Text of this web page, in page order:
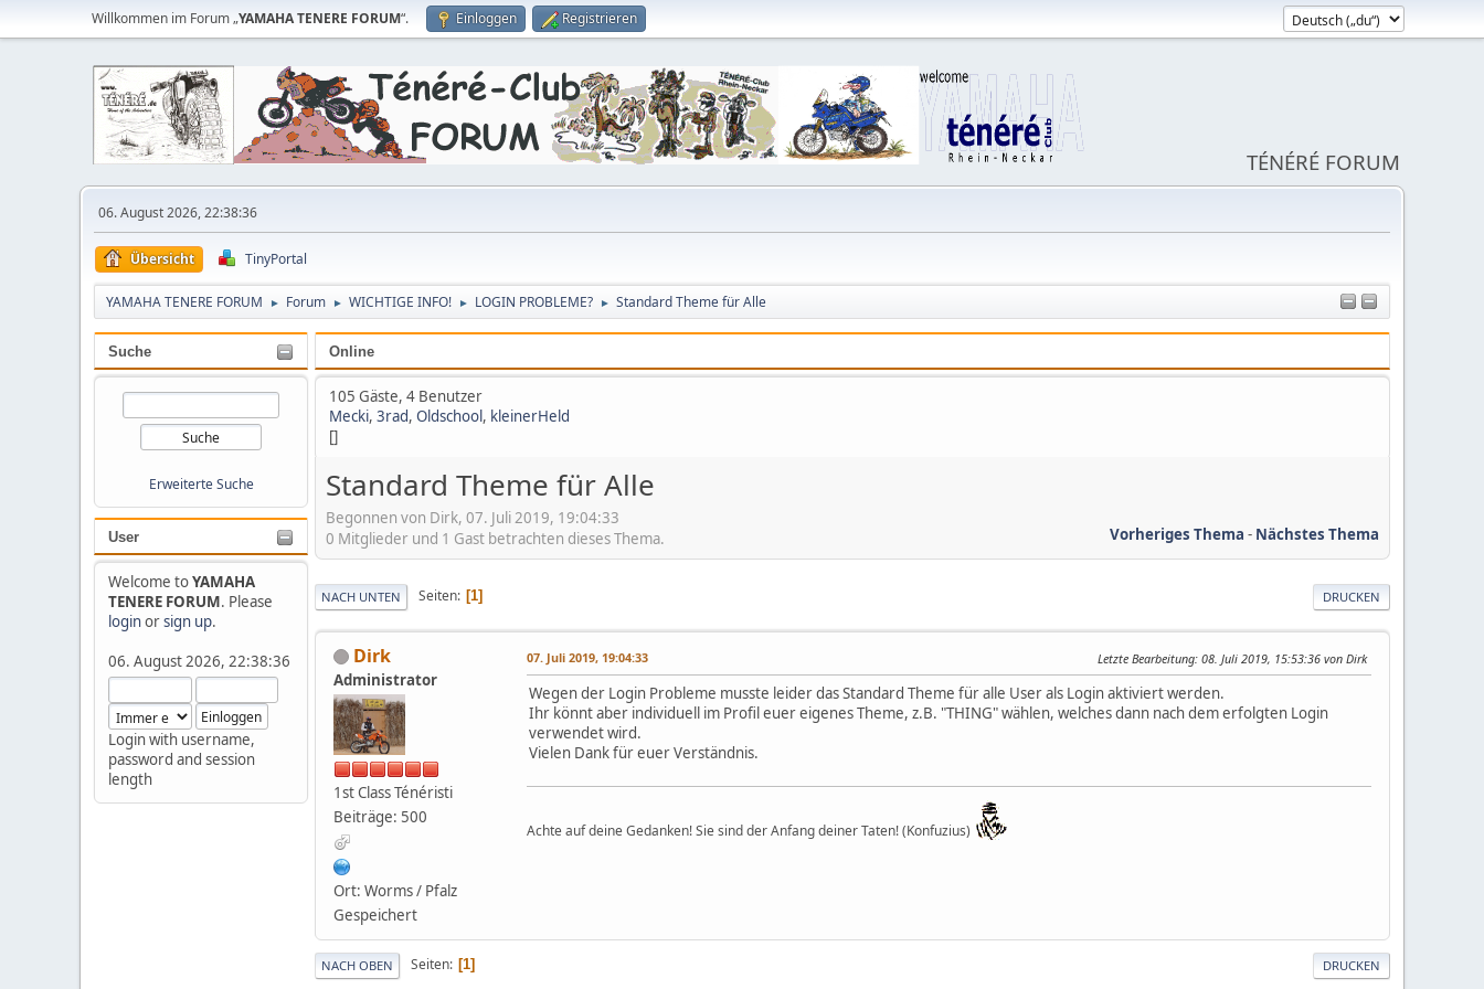
Willkommen im Forum „YAMAHA TENERE FORUM“. Einloggen Registrieren
TÉNÉRÉ FORUM
06. August 2026, 22:38:36
Übersicht TinyPortal
YAMAHA TENERE FORUM ► Forum ► WICHTIGE INFO! ► LOGIN PROBLEME? ► Standard Theme für Alle
Suche
Erweiterte Suche
User
Welcome toYAMAHA
TENERE FORUM. Please
loginorsign up.
06. August 2026, 22:38:36
Login with username,
password and session
length
Online
105 Gäste, 4 Benutzer
Mecki, 3rad, Oldschool, kleinerHeld
[]
Standard Theme für Alle
Begonnen von Dirk, 07. Juli 2019, 19:04:33
Vorheriges Thema - Nächstes Thema
0 Mitglieder und 1 Gast betrachten dieses Thema.
DRUCKEN
NACH UNTEN Seiten 1
Dirk
Administrator
1st Class Ténéristi
Beiträge: 500
Ort: Worms / Pfalz
Gespeichert
07. Juli 2019, 19:04:33 Letzte Bearbeitung: 08. Juli 2019, 15:53:36 von Dirk
Wegen der Login Probleme musste leider das Standard Theme für alle User als Login aktiviert werden.
Ihr könnt aber individuell im Profil euer eigenes Theme, z.B. "THING" wählen, welches dann nach dem erfolgten Login
verwendet wird.
Vielen Dank für euer Verständnis.
Achte auf deine Gedanken! Sie sind der Anfang deiner Taten! (Konfuzius)
DRUCKEN
NACH OBEN Seiten 1